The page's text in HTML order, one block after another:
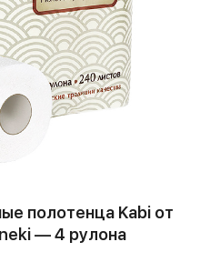
полотенца Kabi от
— 4 рулона